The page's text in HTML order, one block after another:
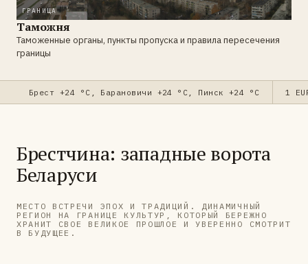
ГРАНИЦА
Таможня
Таможенные органы, пункты пропуска и правила пересечения
границы
Брест +24 °C, Барановичи +24 °C, Пинск +24 °C 1
Брестчина: западные ворота
Беларуси
МЕСТО ВСТРЕЧИ ЭПОХ И ТРАДИЦИЙ. ДИНАМИЧНЫЙ
РЕГИОН НА ГРАНИЦЕ КУЛЬТУР, КОТОРЫЙ БЕРЕЖНО
ХРАНИТ СВОЕ ВЕЛИКОЕ ПРОШЛОЕ И УВЕРЕННО СМОТРИТ
В БУДУЩЕЕ.